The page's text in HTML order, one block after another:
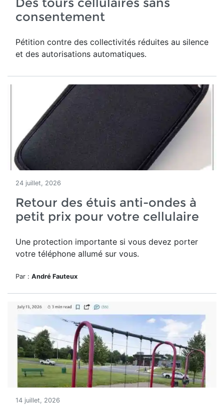
consentement
Pétition contre des collectivités réduites au silence
et des autorisations automatiques.
24 juillet, 2026
Retour des étuis anti-ondes à
petit prix pour votre cellulaire
Une protection importante si vous devez porter
votre téléphone allumé sur vous.
Par : André Fauteux
14 juillet, 2026